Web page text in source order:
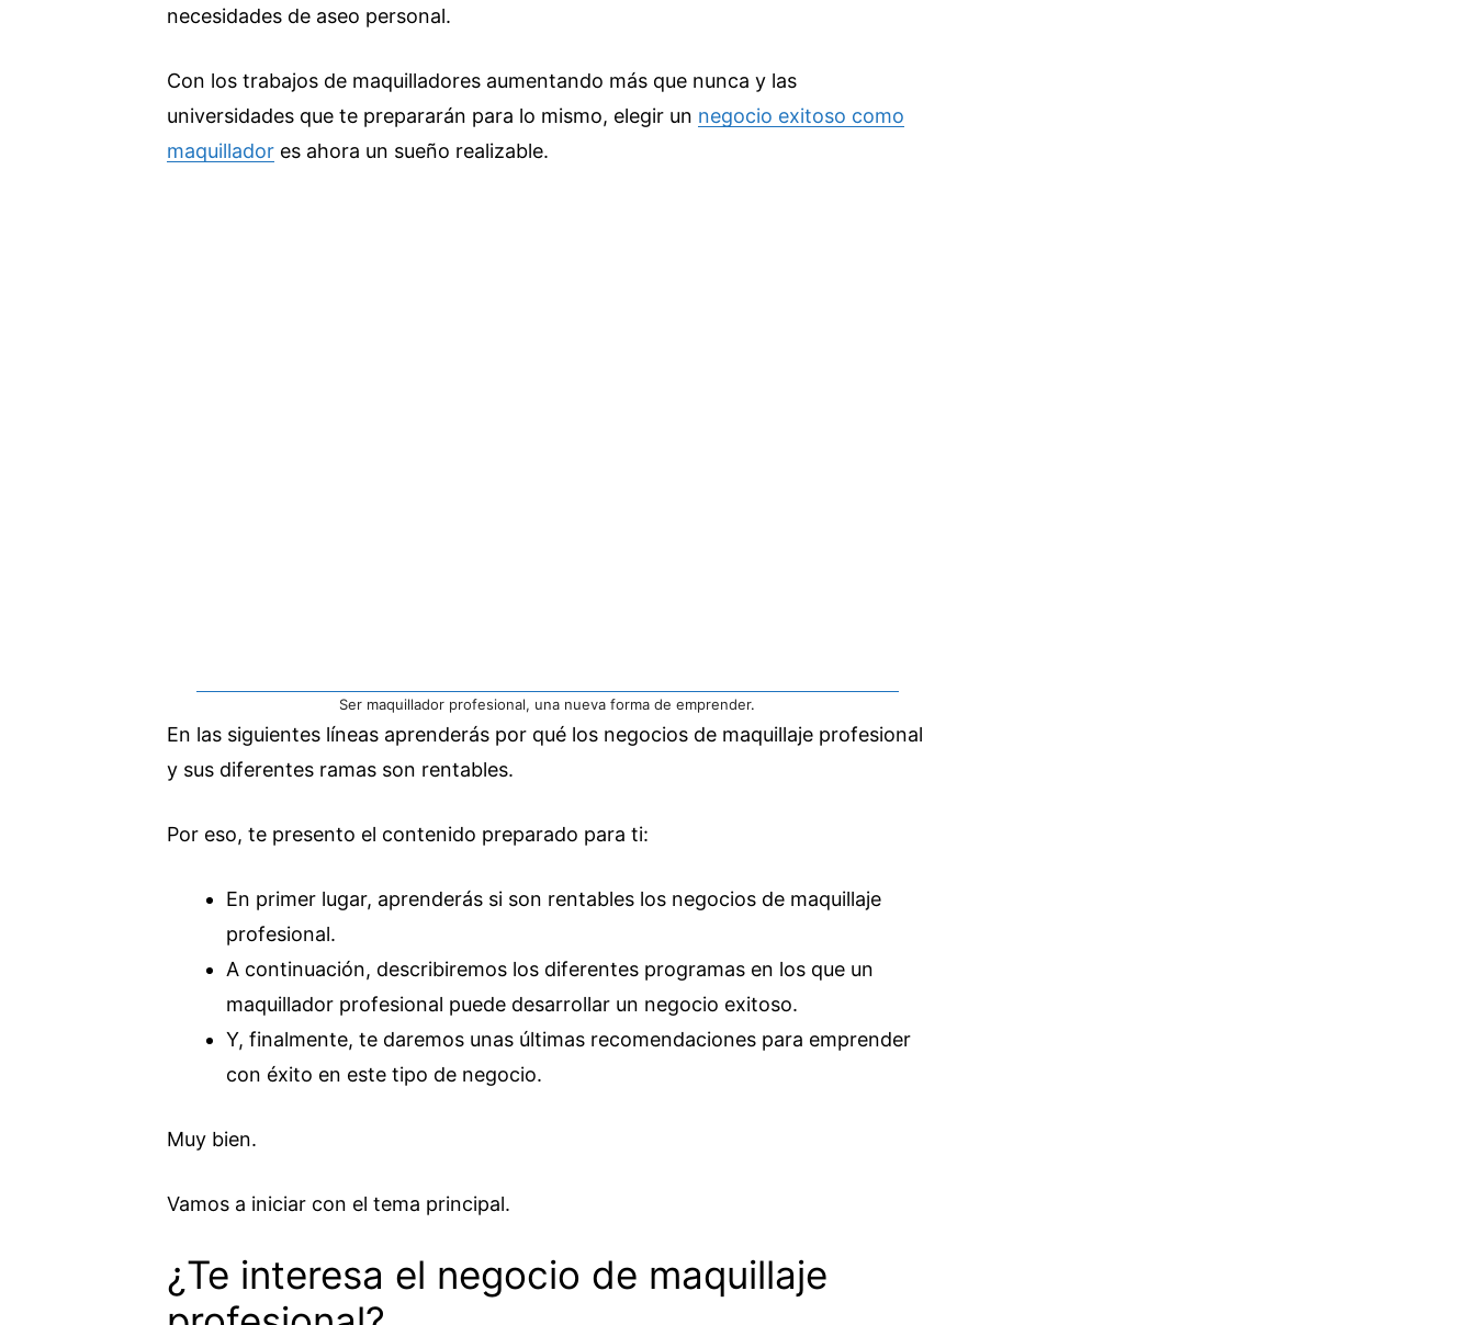
necesidades de aseo personal.
Con los trabajos de maquilladores aumentando más que nunca y las
universidades que te prepararán para lo mismo, elegir un negocio exitoso como
maquillador es ahora un sueño realizable.
Ser maquillador profesional, una nueva forma de emprender.
En las siguientes líneas aprenderás por qué los negocios de maquillaje profesional
y sus diferentes ramas son rentables.
Por eso, te presento el contenido preparado para ti:
En primer lugar, aprenderás si son rentables los negocios de maquillaje
profesional.
A continuación, describiremos los diferentes programas en los que un
maquillador profesional puede desarrollar un negocio exitoso.
Y, finalmente, te daremos unas últimas recomendaciones para emprender
con éxito en este tipo de negocio.
Muy bien.
Vamos a iniciar con el tema principal.
¿Te interesa el negocio de maquillaje